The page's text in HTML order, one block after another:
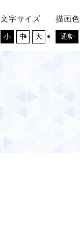
文字サイズ
小 中 大
描画色
通常